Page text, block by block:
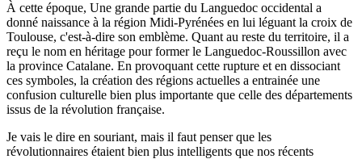
À cette époque, Une grande partie du Languedoc occidental a
donné naissance à la région Midi-Pyrénées en lui léguant la croix de
Toulouse, c'est-à-dire son emblème. Quant au reste du territoire, il a
reçu le nom en héritage pour former le Languedoc-Roussillon avec
la province Catalane. En provoquant cette rupture et en dissociant
ces symboles, la création des régions actuelles a entrainée une
confusion culturelle bien plus importante que celle des départements
issus de la révolution française.
Je vais le dire en souriant, mais il faut penser que les
révolutionnaires étaient bien plus intelligents que nos récents